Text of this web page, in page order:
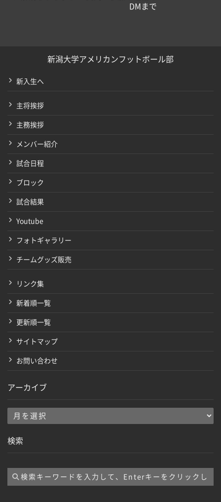
DMまで
新潟大学アメリカンフットボール部
新入生へ
主将挨拶
主務挨拶
メンバー紹介
試合日程
ブロック
試合結果
Youtube
フォトギャラリー
チームグッズ販売
リンク集
新着順一覧
更新順一覧
サイトマップ
お問い合わせ
アーカイブ
ア
カ
ブ
検索